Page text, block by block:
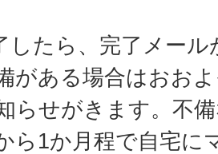
したら、完了メー
がある場合はおお
らせがきます。不
ら1か月程で自宅に